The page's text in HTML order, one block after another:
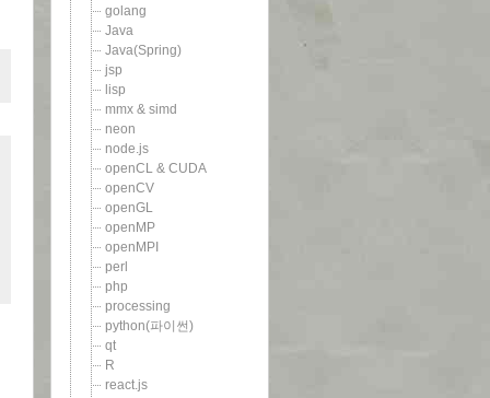
golang
Java
Java(Spring)
jsp
lisp
mmx & simd
neon
node.js
openCL & CUDA
openCV
openGL
openMP
openMPI
perl
php
processing
python(파이썬)
qt
R
react.js